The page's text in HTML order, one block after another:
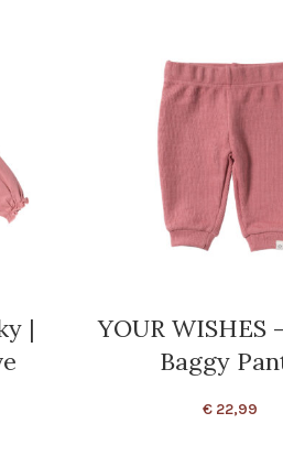
|
YOUR WISHES
Baggy
€22,99